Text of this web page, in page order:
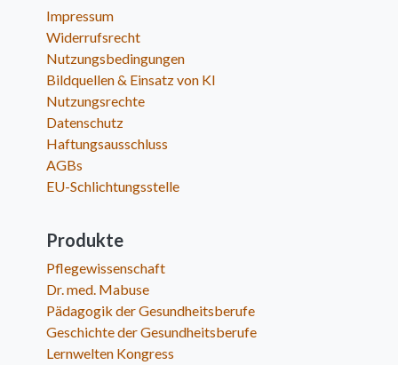
Impressum
Widerrufsrecht
Nutzungsbedingungen
Bildquellen & Einsatz von KI
Nutzungsrechte
Datenschutz
Haftungsausschluss
AGBs
EU-Schlichtungsstelle
Produkte
Pflegewissenschaft
Dr. med. Mabuse
Pädagogik der Gesundheitsberufe
Geschichte der Gesundheitsberufe
Lernwelten Kongress